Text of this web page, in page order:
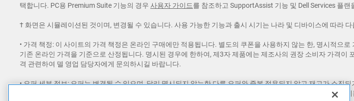
택합니다. PC용 Premium Suite 기능의 경우 사용자 가이드를 참조하고 SupportAssist 기능 및 Dell Services 플랜
† 화면은 시뮬레이션된 것이며, 변경될 수 있습니다. 사용 가능한 기능과 출시 시기는 나라 및 디바이스에 따라 다
• 가격 책정: 이 사이트의 가격 책정은 온라인 구매에만 적용됩니다. 별도의 쿠폰을 사용하지 않는 한, 명시적으
기존 온라인 가격을 기준으로 산정됩니다. 명시된 경우에 한하여, 제3자 제품에는 제조사의 권장 소비자 가격
격 관련하여 델 영업 담당자에게 문의하시길 바랍니다.
• 오퍼 세부 정보: 오퍼는 변경될 수 있으며, 달리 명시되지 않는한 다른 오퍼와 중복 적용되지 않고 재고가 소진
및 기타 수수료가 적용됩니다. 무료배송 혜택은 도서산간, 제주도 등 일부 지역에 제공되지 않습니다. 리셀러